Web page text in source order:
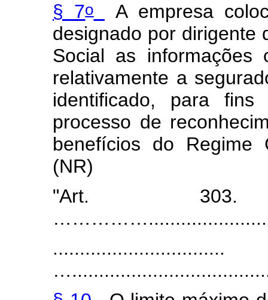
§ 7o
A empresa
designado por dirigente
Social as informações
relativamente a
identificado, para
processo de
benefícios do Regime
(NR)
"Art.
................................